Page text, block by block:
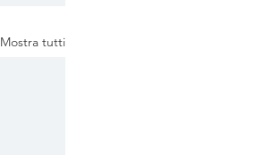
Mostra tutti